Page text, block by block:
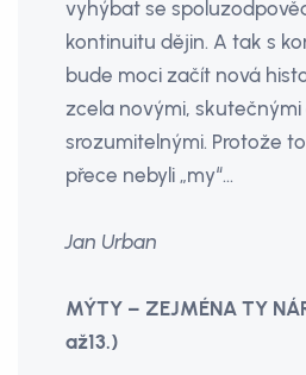
vyhýbat se
kontinuitu dějin. A tak s
bude moci začít nová
zcela novými, skutečnými
srozumitelnými. Protože
přece nebyli „my“…
Jan Urban
MÝTY – ZEJMÉNA TY
až13.)